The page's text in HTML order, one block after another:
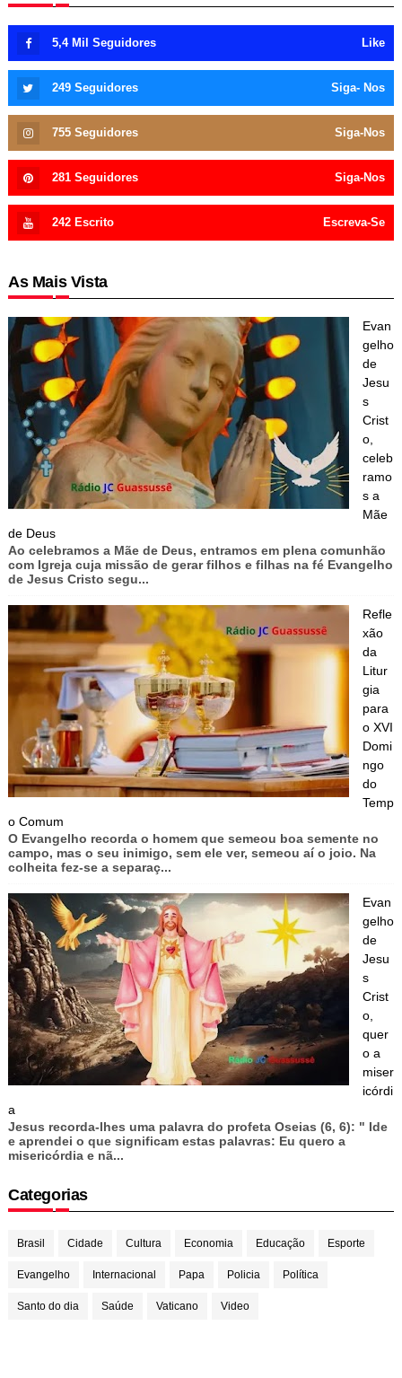
5,4 Mil Seguidores Like
249 Seguidores Siga- Nos
755 Seguidores Siga-Nos
281 Seguidores Siga-Nos
242 Escrito Escreva-Se
As Mais Vista
Evan
gelho
de
Jesu
s
Crist
o,
celeb
ramo
s a
Mãe
de Deus
Ao celebramos a Mãe de Deus, entramos em plena comunhão
com Igreja cuja missão de gerar filhos e filhas na fé Evangelho
de Jesus Cristo segu...
Refle
xão
da
Litur
gia
para
o XVI
Domi
ngo
do
Temp
o Comum
O Evangelho recorda o homem que semeou boa semente no
campo, mas o seu inimigo, sem ele ver, semeou aí o joio. Na
colheita fez-se a separaç...
Evan
gelho
de
Jesu
s
Crist
o,
quer
o a
miser
icórdi
a
Jesus recorda-lhes uma palavra do profeta Oseias (6, 6): " Ide
e aprendei o que significam estas palavras: Eu quero a
misericórdia e nã...
Categorias
Brasil Cidade Cultura Economia Educação Esporte
Evangelho Internacional Papa Policia Política
Santo do dia Saúde Vaticano Video